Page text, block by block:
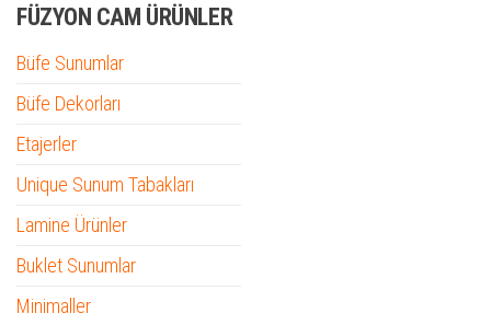
FÜZYON CAM ÜRÜNLER
Büfe Sunumlar
Büfe Dekorları
Etajerler
Unique Sunum Tabakları
Lamine Ürünler
Buklet Sunumlar
Minimaller